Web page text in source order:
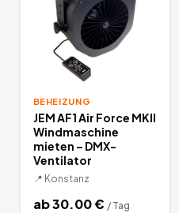
BEHEIZUNG
JEM AF1 Air Force MKII
Windmaschine
mieten – DMX-
Ventilator
📍 Konstanz
ab30.00€ / Tag